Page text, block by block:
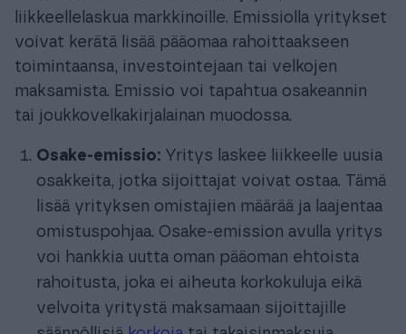
Tilaa Procountor
Kokeile maksutta
Kirjaudu
liikkeellelaskua markkinoille. Emissiolla yritykset
voivat kerätä lisää pääomaa rahoittaakseen
toimintaansa, investointejaan tai velkojen
maksamista. Emissio voi tapahtua osakeannin
tai joukkovelkakirjalainan muodossa.
Osake-emissio: Yritys laskee liikkeelle uusia
osakkeita, jotka sijoittajat voivat ostaa. Tämä
lisää yrityksen omistajien määrää ja laajentaa
omistuspohjaa. Osake-emission avulla yritys
voi hankkia uutta oman pääoman ehtoista
rahoitusta, joka ei aiheuta korkokuluja eikä
velvoita yritystä maksamaan sijoittajille